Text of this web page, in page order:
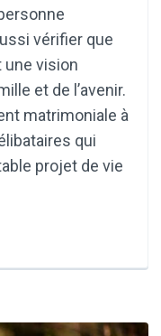
vérifier que
une vision
et de l’avenir.
matrimoniale à
qui
projet de vie